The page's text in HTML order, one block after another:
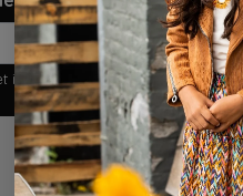
Abonneer
iemand anders delen.
Mijn account